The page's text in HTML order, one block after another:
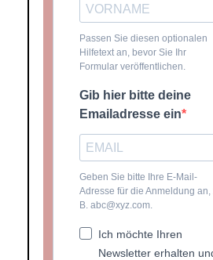
Passen Sie diesen optionalen
Hilfetext an, bevor Sie Ihr
Formular veröffentlichen.
Gib hier bitte deine
Emailadresse ein
Geben Sie bitte Ihre E-Mail-
Adresse für die Anmeldung an,
B. abc@xyz.com.
Ich möchte Ihren
Newsletter erhalten